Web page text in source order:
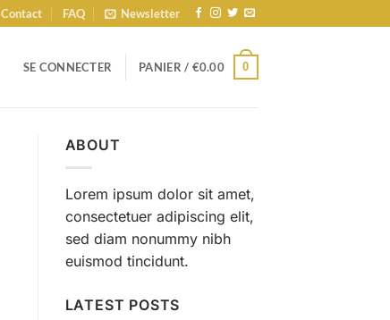
Contact FAQ Newsletter
SE CONNECTER PANIER / €0.00 0
ABOUT
Lorem ipsum dolor sit amet,
consectetuer adipiscing elit,
sed diam nonummy nibh
euismod tincidunt.
LATEST POSTS